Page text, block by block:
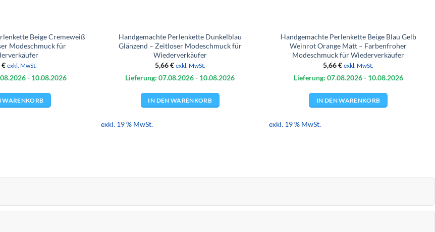
Beige Cremeweiß
Modeschmuck für
€ exkl. MwSt.
2026- 10.08.2026
WARENKORB
Handgemachte Perlenkette Dunkelblau
Glänzend – Zeitloser Modeschmuck für
Wiederverkäufer
5,66€ exkl. MwSt.
Lieferung: 07.08.2026- 10.08.2026
IN DEN WARENKORB
exkl. 19 % MwSt.
Handgemachte Perlenkette Beige Blau Gelb
Weinrot Orange Matt – Farbenfroher
Modeschmuck für Wiederverkäufer
5,66€ exkl. MwSt.
Lieferung: 07.08.2026- 10.08.2026
IN DEN WARENKORB
exkl. 19 % MwSt.